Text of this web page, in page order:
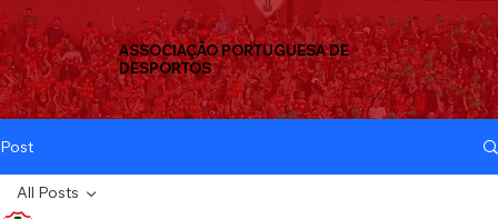
ASSOCIAÇÃO PORTUGUESA DE
DESPORTOS
Post
All Posts